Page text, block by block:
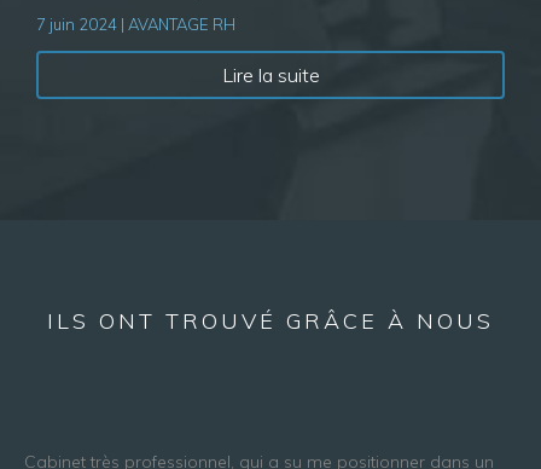
7 juin 2024 | AVANTAGE RH
Lire la suite
ILS ONT TROUVÉ GRÂCE À NOUS
Cabinet très professionnel, qui a su me positionner dans un